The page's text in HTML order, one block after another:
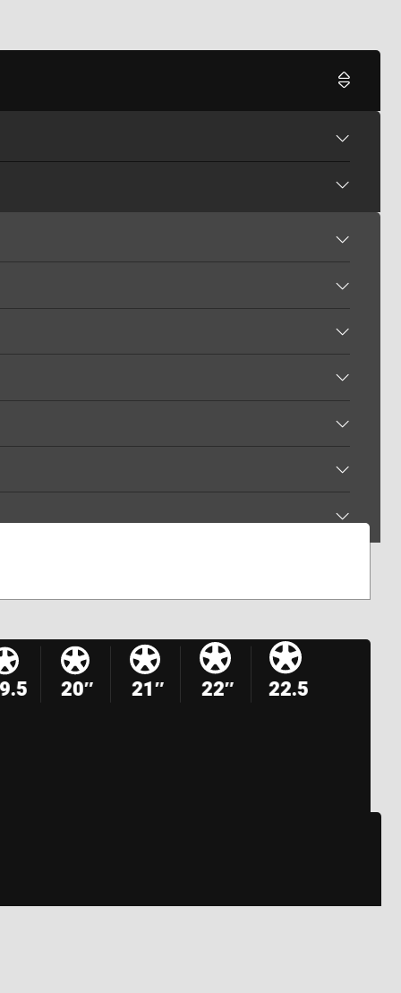
20″ 21″ 22″ 22.5